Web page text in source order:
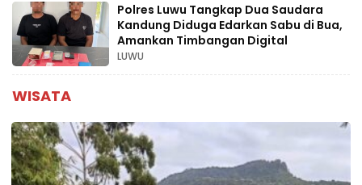
Polres Luwu Tangkap Dua Saudara
Kandung Diduga Edarkan Sabu di Bua,
Amankan Timbangan Digital
LUWU
WISATA